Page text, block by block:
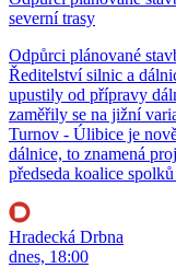
severní trasy
Odpůrci plánované
Ředitelství silnic a
upustily od přípravy
zaměřily se na jižní
Turnov - Úlibice je
dálnice, to znamená
předseda koalice
Hradecká Drbna
dnes, 18:00